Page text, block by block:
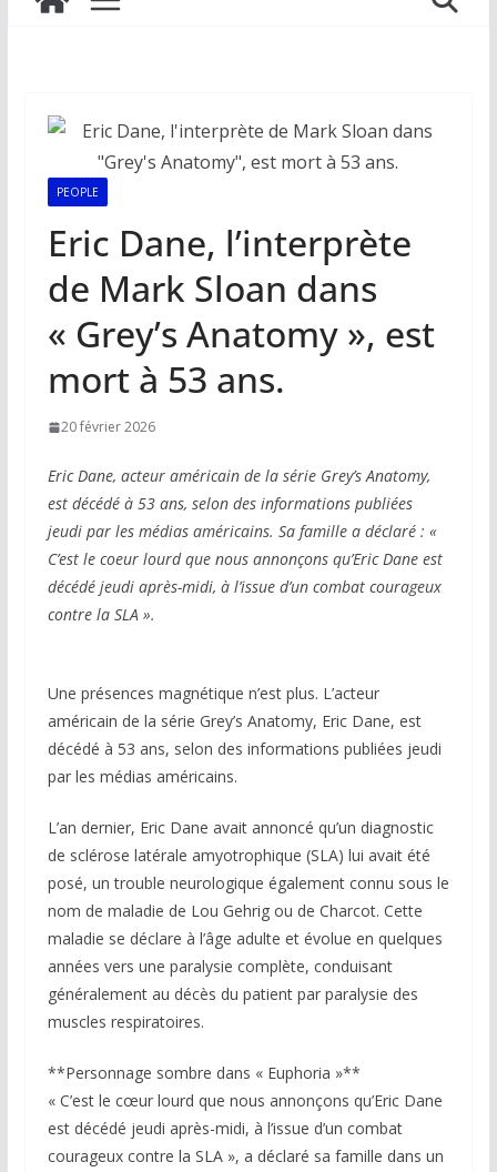
PEOPLE
Eric Dane, l’interprète
de Mark Sloan dans
« Grey’s Anatomy », est
mort à 53 ans.
20 février 2026
Eric Dane, acteur américain de la série Grey’s Anatomy,
est décédé à 53 ans, selon des informations publiées
jeudi par les médias américains. Sa famille a déclaré : «
C’est le coeur lourd que nous annonçons qu’Eric Dane est
décédé jeudi après-midi, à l’issue d’un combat courageux
contre la SLA ».
Une présences magnétique n’est plus. L’acteur
américain de la série Grey’s Anatomy, Eric Dane, est
décédé à 53 ans, selon des informations publiées jeudi
par les médias américains.
L’an dernier, Eric Dane avait annoncé qu’un diagnostic
de sclérose latérale amyotrophique (SLA) lui avait été
posé, un trouble neurologique également connu sous le
nom de maladie de Lou Gehrig ou de Charcot. Cette
maladie se déclare à l’âge adulte et évolue en quelques
années vers une paralysie complète, conduisant
généralement au décès du patient par paralysie des
muscles respiratoires.
**Personnage sombre dans « Euphoria »**
« C’est le cœur lourd que nous annonçons qu’Eric Dane
est décédé jeudi après-midi, à l’issue d’un combat
courageux contre la SLA », a déclaré sa famille dans un